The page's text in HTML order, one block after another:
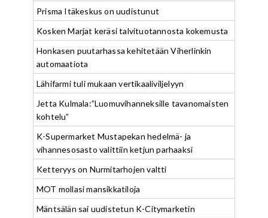
Prisma Itäkeskus on uudistunut
Kosken Marjat keräsi talvituotannosta kokemusta
Honkasen puutarhassa kehitetään Viherlinkin
automaatiota
Lähifarmi tuli mukaan vertikaaliviljelyyn
Jetta Kulmala:”Luomuvihanneksille tavanomaisten
kohtelu”
K-Supermarket Mustapekan hedelmä- ja
vihannesosasto valittiin ketjun parhaaksi
Ketteryys on Nurmitarhojen valtti
MOT mollasi mansikkatiloja
Mäntsälän sai uudistetun K-Citymarketin